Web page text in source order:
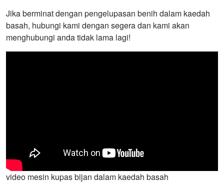
Jika berminat dengan pengelupasan benih dalam kaedah
basah, hubungi kami dengan segera dan kami akan
menghubungi anda tidak lama lagi!
video mesin kupas bijan dalam kaedah basah